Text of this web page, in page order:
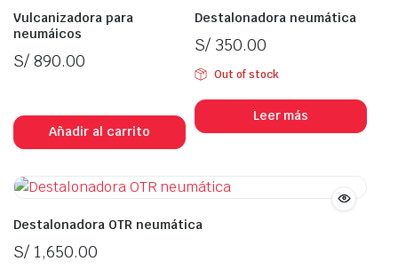
Vulcanizadora para
neumáicos
S/890.00
Añadir al carrito
Destalonadora neumática
S/350.00
Out of stock
Leer más
Destalonadora OTR neumática
S/1,650.00